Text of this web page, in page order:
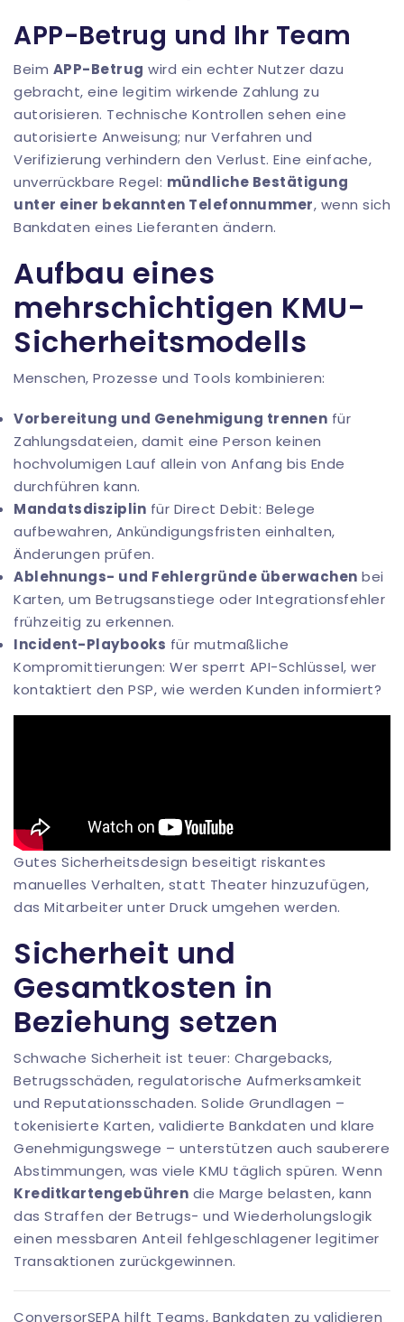
APP-Betrug und Ihr Team
Beim APP-Betrug wird ein echter Nutzer dazu
gebracht, eine legitim wirkende Zahlung zu
autorisieren. Technische Kontrollen sehen eine
autorisierte Anweisung; nur Verfahren und
Verifizierung verhindern den Verlust. Eine einfache,
unverrückbare Regel: mündliche Bestätigung
unter einer bekannten Telefonnummer, wenn sich
Bankdaten eines Lieferanten ändern.
Aufbau eines
mehrschichtigen KMU-
Sicherheitsmodells
Menschen, Prozesse und Tools kombinieren:
Vorbereitung und Genehmigung trennen für
Zahlungsdateien, damit eine Person keinen
hochvolumigen Lauf allein von Anfang bis Ende
durchführen kann.
Mandatsdisziplin für Direct Debit: Belege
aufbewahren, Ankündigungsfristen einhalten,
Änderungen prüfen.
Ablehnungs- und Fehlergründe überwachen bei
Karten, um Betrugsanstiege oder Integrationsfehler
frühzeitig zu erkennen.
Incident-Playbooks für mutmaßliche
Kompromittierungen: Wer sperrt API-Schlüssel, wer
kontaktiert den PSP, wie werden Kunden informiert?
Gutes Sicherheitsdesign beseitigt riskantes
manuelles Verhalten, statt Theater hinzuzufügen,
das Mitarbeiter unter Druck umgehen werden.
Sicherheit und
Gesamtkosten in
Beziehung setzen
Schwache Sicherheit ist teuer: Chargebacks,
Betrugsschäden, regulatorische Aufmerksamkeit
und Reputationsschaden. Solide Grundlagen –
tokenisierte Karten, validierte Bankdaten und klare
Genehmigungswege – unterstützen auch sauberere
Abstimmungen, was viele KMU täglich spüren. Wenn
Kreditkartengebühren die Marge belasten, kann
das Straffen der Betrugs- und Wiederholungslogik
einen messbaren Anteil fehlgeschlagener legitimer
Transaktionen zurückgewinnen.
ConversorSEPA hilft Teams, Bankdaten zu validieren